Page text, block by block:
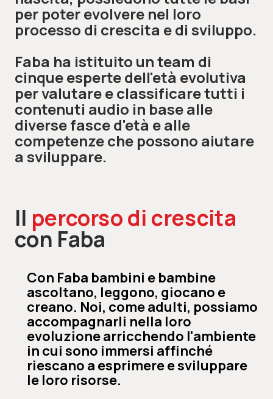
per poter evolvere nel loro
processo di crescita e di sviluppo.
Faba ha istituito un team di
cinque esperte dell'età evolutiva
per valutare e classificare tutti i
contenuti audio in base alle
diverse fasce d'età e alle
competenze che possono aiutare
a sviluppare.
Il percorso di crescita
con Faba
Con Faba bambini e bambine
ascoltano, leggono, giocano e
creano. Noi, come adulti, possiamo
accompagnarli nella loro
evoluzione arricchendo l'ambiente
in cui sono immersi affinché
riescano a esprimere e sviluppare
le loro risorse.